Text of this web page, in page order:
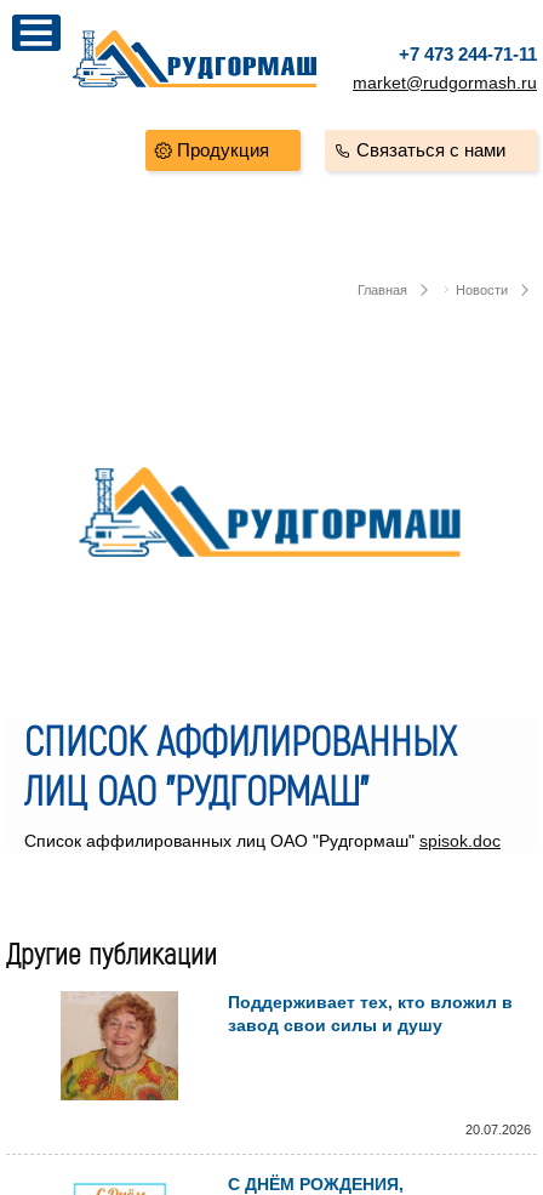
+7 473 244-71-11
market@rudgormash.ru
Связаться с нами
Продукция
Главная Новости
СПИСОК АФФИЛИРОВАННЫХ
ЛИЦ ОАО "РУДГОРМАШ"
Список аффилированных лиц ОАО "Рудгормаш" spisok.doc
Другие публикации
Поддерживает тех, кто вложил в
завод свои силы и душу
20.07.2026
С ДНЁМ РОЖДЕНИЯ,